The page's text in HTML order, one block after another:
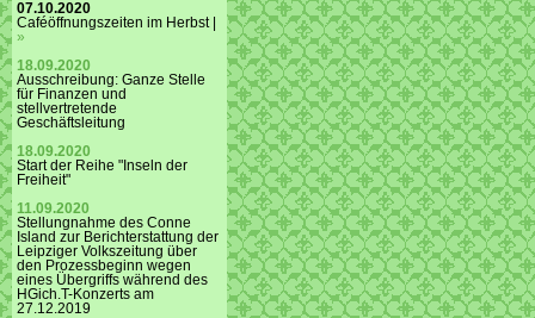
07.10.2020
Caféöffnungszeiten im Herbst |
»
18.09.2020
Ausschreibung: Ganze Stelle
für Finanzen und
stellvertretende
Geschäftsleitung
18.09.2020
Start der Reihe "Inseln der
Freiheit"
11.09.2020
Stellungnahme des Conne
Island zur Berichterstattung der
Leipziger Volkszeitung über
den Prozessbeginn wegen
eines Übergriffs während des
HGich.T-Konzerts am
27.12.2019